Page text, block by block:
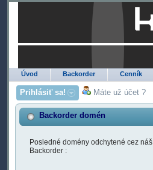
Úvod Backorder Cenník
Prihlásiť sa! Máte už účet ?
Backorder domén
Posledné domény odchytené cez náš
Backorder :